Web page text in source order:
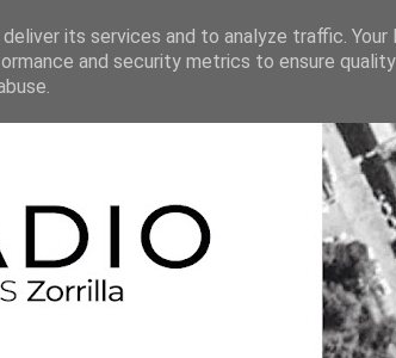
its services and to analyze traffic. Your
and security metrics to ensure